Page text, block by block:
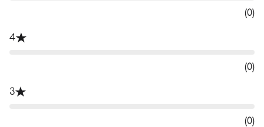
(0)
4
(0)
3
(0)